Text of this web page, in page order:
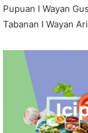
Pupuan I Wayan
Tabanan I Wayan